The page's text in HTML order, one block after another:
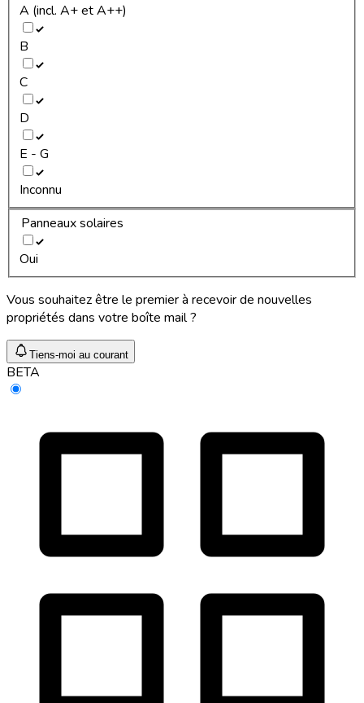
A (incl. A+ et A++)
B
C
D
E - G
Inconnu
Panneaux solaires
Oui
Vous souhaitez être le premier à recevoir de nouvelles
propriétés dans votre boîte mail ?
Tiens-moi au courant
BETA